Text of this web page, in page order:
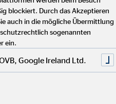
Zufriedenheit abgeholfen
seine Beschwerde
hat.
der
Auswirkungen auf
bei der
blockiert. Durch das Akzeptieren
auch in die mögliche Übermittlung
sogenannten
ein.
Google Ireland Ltd.